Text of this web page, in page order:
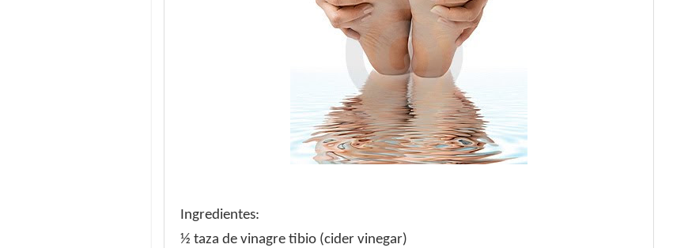
Ingredientes:
½ taza de vinagre tibio (cider vinegar)